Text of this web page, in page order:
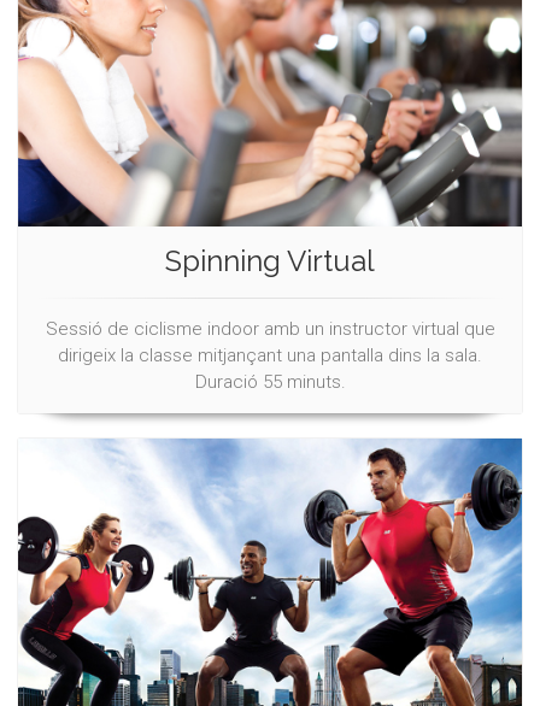
Spinning Virtual
Sessió de ciclisme indoor amb un instructor virtual que
dirigeix la classe mitjançant una pantalla dins la sala.
Duració 55 minuts.